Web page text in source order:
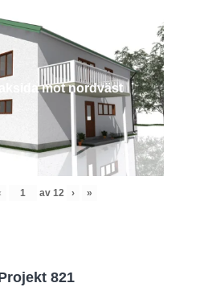
mot nordväst
av 12 › »
821